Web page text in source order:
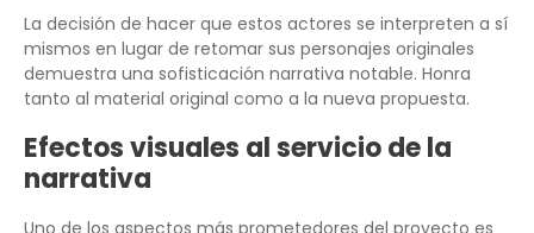
La decisión de hacer que estos actores se interpreten a sí
mismos en lugar de retomar sus personajes originales
demuestra una sofisticación narrativa notable. Honra
tanto al material original como a la nueva propuesta.
Efectos visuales al servicio de la
narrativa